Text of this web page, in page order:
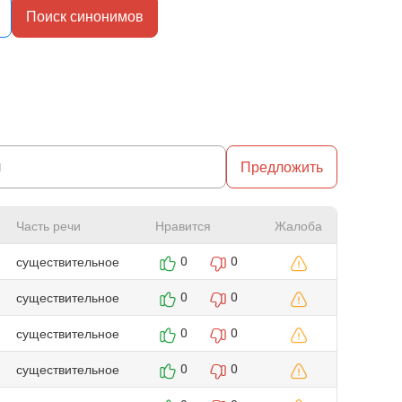
Поиск синонимов
Предложить
Часть речи Нравится
Жалоба
существительное
0 0
существительное 0 0
существительное 0 0
существительное 0 0